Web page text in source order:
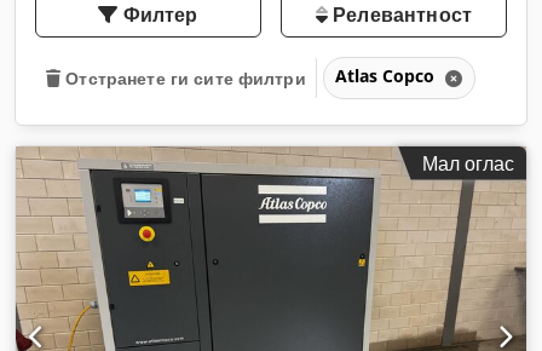
Филтер Релевантност
Отстранете ги сите филтри Atlas Copco
Мал оглас